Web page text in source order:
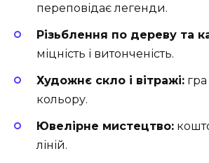
переповідає легенди.
Різьблення по дереву та
міцність і витонченість.
Художнє скло і вітражі: гра
кольору.
Ювелірне мистецтво:
ліній.